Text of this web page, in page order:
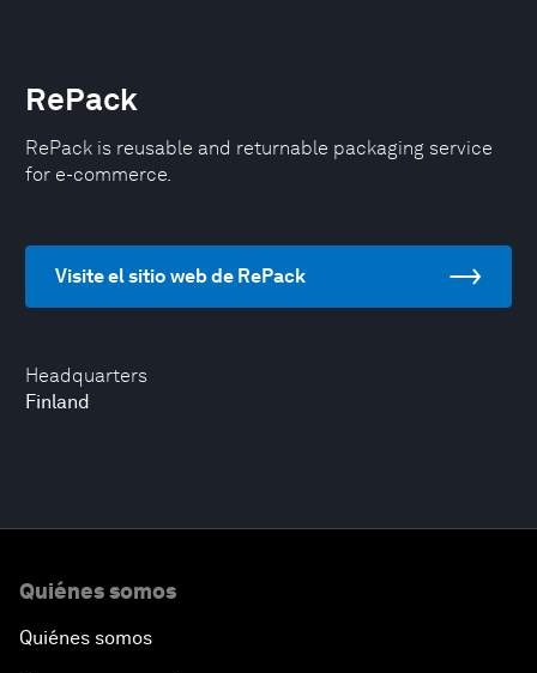
Headquarters
Finland
RePack
RePack is reusable and returnable packaging service
for e-commerce.
Visite el sitio web de RePack
Quiénes somos
Quiénes somos